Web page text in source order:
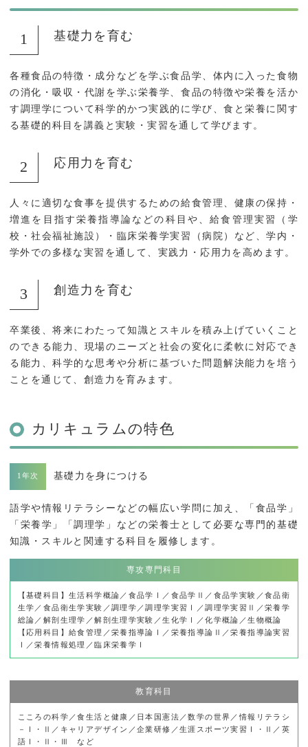
サイトマップ
基礎力を育む
各種食品の特徴・成分などを学ぶ食品学、体内に入った食物
の消化・吸収・代謝を学ぶ栄養学、食品の特徴や栄養を活か
す調理学について科学的かつ実践的に学び、食と栄養に関す
る基礎的科目を講義と実験・実習を通して学びます。
応用力を育む
人々に適切な食事を提供するための給食管理、健康の保持・
増進を目指す栄養指導論などの科目や、給食管理実習（学
校・社会福祉施設）・臨床栄養学実習（病院）など、学内・
学外での多様な実習を通して、実践力・応用力を高めます。
創造力を育む
卒業後、将来にわたって知識とスキルを積み上げていくこと
のできる能力、現場のニーズと社会の変化に柔軟に対応でき
る能力、科学的な思考や分析に基づいた問題解決能力を培う
ことを通じて、創造力を育みます。
カリキュラムの特色
基礎力を身につける
語学や情報リテラシーなどの幅広い学問に加え、「食品学」
「栄養学」「調理学」などの栄養士として必要な専門的基礎
知識・スキルと関連する科目を履修します。
専攻専門科目
【基礎科目】生活科学概論／食品学Ⅰ／食品学Ⅱ／食品学実験／食品衛
生学／食品衛生学実験／調理学／調理学実習Ⅰ／調理学実習Ⅱ／栄養学
総論／解剖生理学／解剖生理学実験／生化学Ⅰ／化学概論／生物概論
【応用科目】給食管理／栄養指導論Ⅰ／栄養指導論Ⅱ／栄養指導論実習
Ⅰ／栄養情報処理／臨床栄養学Ⅰ
教育科目
こころの科学／食生活と健康／日本国憲法／数学の世界／情報リテラシ
－Ⅰ・Ⅱ／キャリアデザイン／企業研修／生涯スポーツ実習Ⅰ・Ⅱ／英
語Ⅰ・Ⅱ・Ⅲ など